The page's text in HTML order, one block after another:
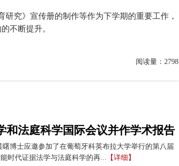
究》宣传册的制作等作为下学期的重要工作，
不断提升。
阅读量： 2798
法庭科学国际会议并作学术报告
博士应邀参加了在葡萄牙科英布拉大学举行的第八届
时代证据法学与法庭科学的再... 【详细】